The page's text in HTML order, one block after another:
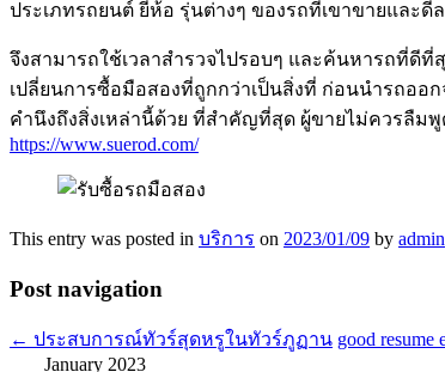
ประเภทรถยนต์ ยี่ห้อ รุ่นต่างๆ ของรถที่เขาขายและ
จึงสามารถใช้เวลาสำรวจไปรอบๆ และค้นหารถที่ดีที่
เปลี่ยนการซื้อมือสองที่ถูกกว่าเป็นสิ่งที่ ก่อนนำรถออ
คำนึงถึงสิ่งเหล่านี้ด้วย ที่สำคัญที่สุด ผู้ขายไม่ควรลืม
https://www.suerod.com/
This entry was posted in บริการ on 2023/01/09 by admin
Post navigation
← ประสบการณ์ทัวร์สุดหรูในทัวร์ภูฏาน good
January 2023